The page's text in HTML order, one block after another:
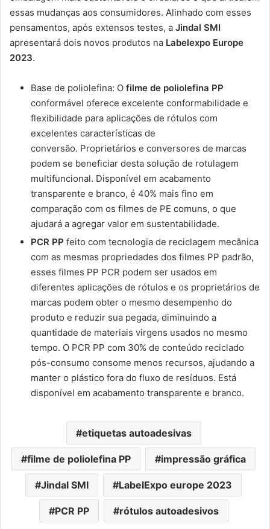
essas mudanças aos consumidores. Alinhado com esses
pensamentos, após extensos testes, a Jindal SMI
apresentará dois novos produtos na Labelexpo Europe
2023.
Base de poliolefina: O filme de poliolefina PP
conformável oferece excelente conformabilidade e
flexibilidade para aplicações de rótulos com
excelentes características de
conversão. Proprietários e conversores de marcas
podem se beneficiar desta solução de rotulagem
multifuncional. Disponível em acabamento
transparente e branco, é 40% mais fino em
comparação com os filmes de PE comuns, o que
ajudará a agregar valor em sustentabilidade.
PCR PP feito com tecnologia de reciclagem mecânica
com as mesmas propriedades dos filmes PP padrão,
esses filmes PP PCR podem ser usados ​​em
diferentes aplicações de rótulos e os proprietários de
marcas podem obter o mesmo desempenho do
produto e reduzir sua pegada, diminuindo a
quantidade de materiais virgens usados ​​no mesmo
tempo. O PCR PP com 30% de conteúdo reciclado
pós-consumo consome menos recursos, ajudando a
manter o plástico fora do fluxo de resíduos. Está
disponível em acabamento transparente e branco.
etiquetas autoadesivas
filme de poliolefina PP impressão gráfica
Jindal SMI LabelExpo europe 2023
PCR PP rótulos autoadesivos